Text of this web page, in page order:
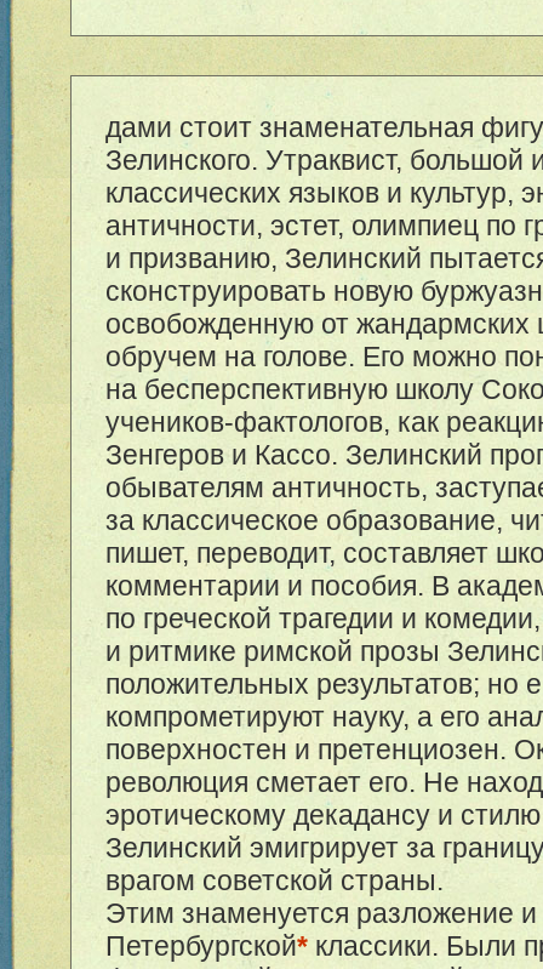
дами стоит знаменательная
Зелинского. Утраквист, большой
классических языков и культур,
античности, эстет, олимпиец по
и призванию, Зелинский
сконструировать новую
освобожденную от жандармских
обручем на голове. Его можно
на бесперспективную школу
учеников-фактологов, как
Зенгеров и Кассо. Зелинский
обывателям античность,
за классическое образование,
пишет, переводит, составляет
комментарии и пособия. В
по греческой трагедии и
и ритмике римской прозы
положительных результатов; но
компрометируют науку, а его
поверхностен и претенциозен.
революция сметает его. Не
эротическому декадансу и
Зелинский эмигрирует за
врагом советской страны.
Этим знаменуется разложение
Петербургской* классики. Были